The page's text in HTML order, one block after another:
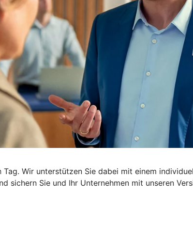
Wir unterstützen Sie dabei mit einem
sichern Sie und Ihr Unternehmen mit unseren